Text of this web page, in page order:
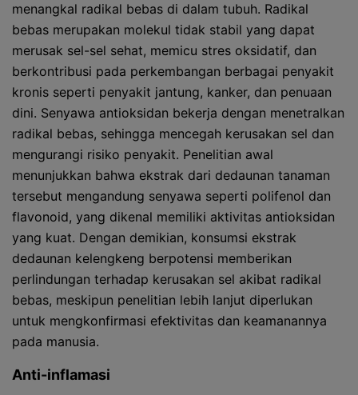
menangkal radikal bebas di dalam tubuh. Radikal
bebas merupakan molekul tidak stabil yang dapat
merusak sel-sel sehat, memicu stres oksidatif, dan
berkontribusi pada perkembangan berbagai penyakit
kronis seperti penyakit jantung, kanker, dan penuaan
dini. Senyawa antioksidan bekerja dengan menetralkan
radikal bebas, sehingga mencegah kerusakan sel dan
mengurangi risiko penyakit. Penelitian awal
menunjukkan bahwa ekstrak dari dedaunan tanaman
tersebut mengandung senyawa seperti polifenol dan
flavonoid, yang dikenal memiliki aktivitas antioksidan
yang kuat. Dengan demikian, konsumsi ekstrak
dedaunan kelengkeng berpotensi memberikan
perlindungan terhadap kerusakan sel akibat radikal
bebas, meskipun penelitian lebih lanjut diperlukan
untuk mengkonfirmasi efektivitas dan keamanannya
pada manusia.
Anti-inflamasi